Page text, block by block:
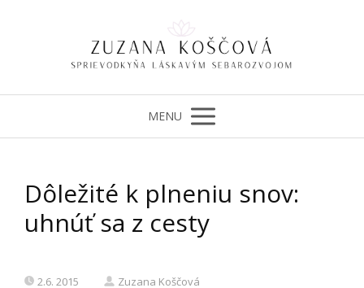
MENU
Dôležité k plneniu snov:
uhnúť sa z cesty
2.6. 2015 Zuzana Koščová